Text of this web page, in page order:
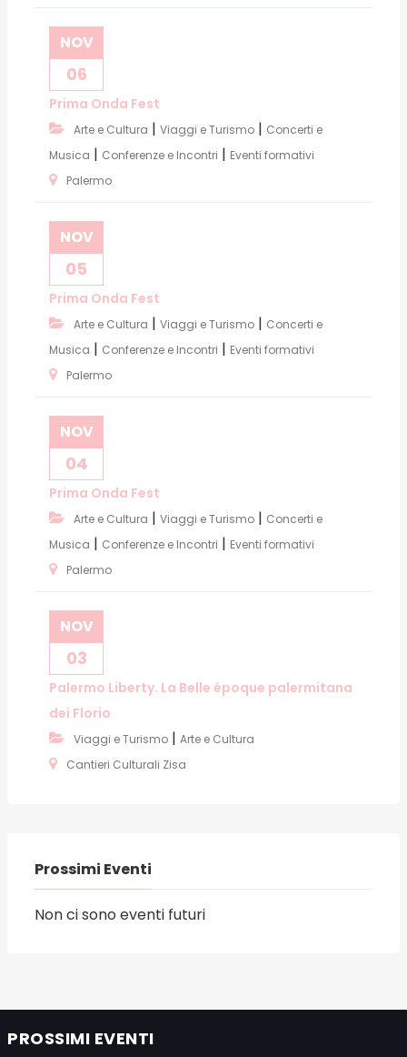
NOV
06
Prima Onda Fest
Arte e Cultura | Viaggi e Turismo | Concerti e
Musica | Conferenze e Incontri | Eventi formativi
Palermo
NOV
05
Prima Onda Fest
Arte e Cultura | Viaggi e Turismo | Concerti e
Musica | Conferenze e Incontri | Eventi formativi
Palermo
NOV
04
Prima Onda Fest
Arte e Cultura | Viaggi e Turismo | Concerti e
Musica | Conferenze e Incontri | Eventi formativi
Palermo
NOV
03
Palermo Liberty. La Belle époque palermitana
dei Florio
Viaggi e Turismo | Arte e Cultura
Cantieri Culturali Zisa
Prossimi Eventi
Non ci sono eventi futuri
PROSSIMI EVENTI